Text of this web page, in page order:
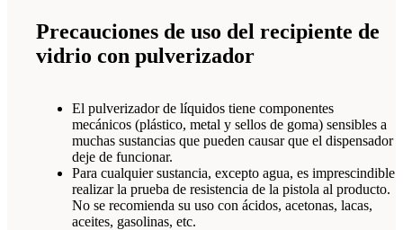
Precauciones de uso del recipiente de
vidrio con pulverizador
El pulverizador de líquidos tiene componentes
mecánicos (plástico, metal y sellos de goma) sensibles a
muchas sustancias que pueden causar que el dispensador
deje de funcionar.
Para cualquier sustancia, excepto agua, es imprescindible
realizar la prueba de resistencia de la pistola al producto.
No se recomienda su uso con ácidos, acetonas, lacas,
aceites, gasolinas, etc.